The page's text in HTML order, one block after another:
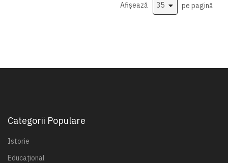
Afișează pe pagină
Categorii Populare
Istorie
Educațional